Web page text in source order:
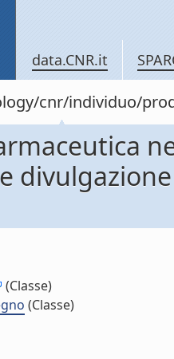
data.CNR.it
cnr/individuo/
(Classe)
(Classe)